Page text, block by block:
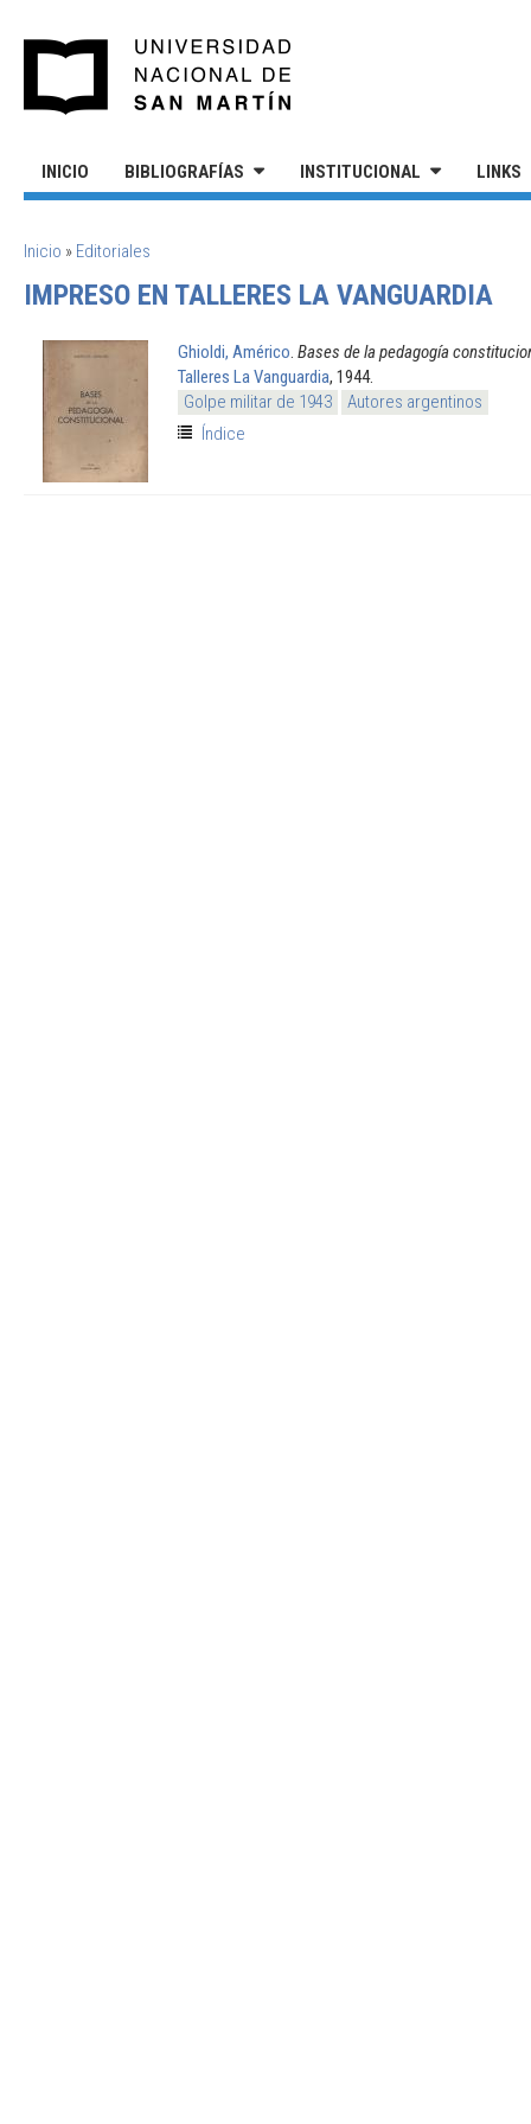
INICIO BIBLIOGRAFÍAS INSTITUCIONAL LINKS
SE ENCUENTRA USTED AQUÍ
Inicio » Editoriales
IMPRESO EN TALLERES LA VANGUARDIA
Ghioldi, Américo Bases de la pedagogía
Talleres La Vanguardia, 1944.
Golpe militar de 1943
Autores argentinos
Índice